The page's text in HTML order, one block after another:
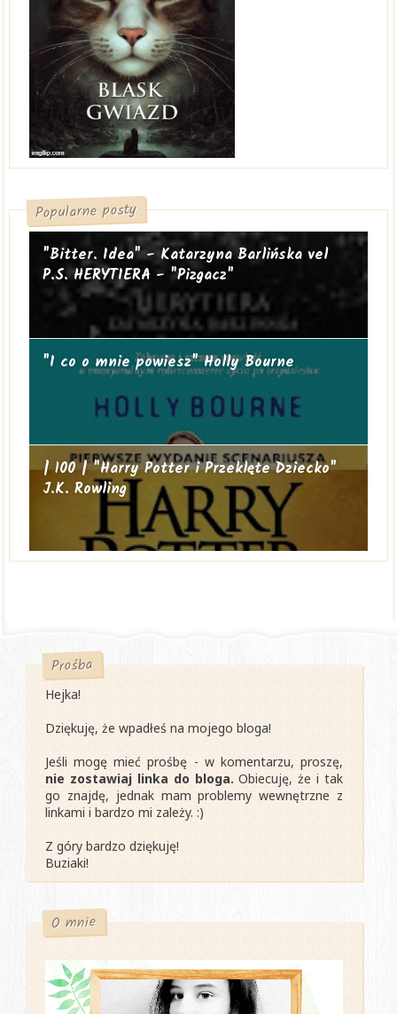
Popularne posty
"Bitter. Idea" - Katarzyna Barlińska vel
P.S. HERYTIERA - "Pizgacz"
"I co o mnie powiesz" Holly Bourne
| 100 | "Harry Potter i Przeklęte Dziecko"
J.K. Rowling
Prośba
Hejka!
Dziękuję, że wpadłeś na mojego bloga!
Jeśli mogę mieć prośbę - w komentarzu, proszę,
nie zostawiaj linka do bloga. Obiecuję, że i tak
go znajdę, jednak mam problemy wewnętrzne z
linkami i bardzo mi zależy. :)
Z góry bardzo dziękuję!
Buziaki!
O mnie